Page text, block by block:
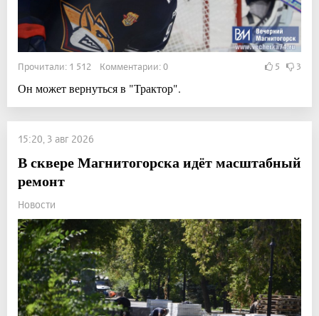
Прочитали: 1 512 Комментарии: 0 5 3
Он может вернуться в "Трактор".
15:20, 3 авг 2026
В сквере Магнитогорска идёт масштабный
ремонт
Новости